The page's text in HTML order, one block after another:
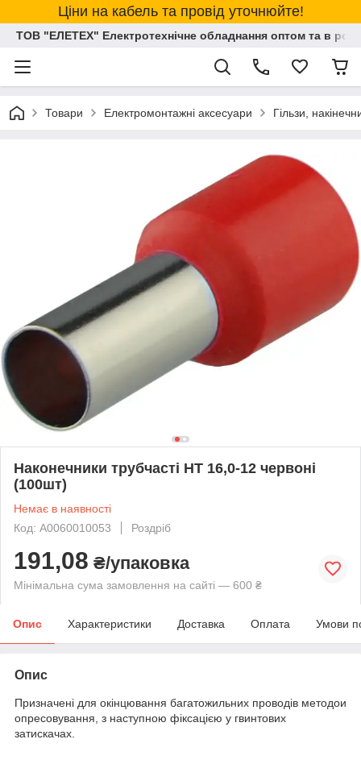
Ціни на кабель та провід уточнюйте!
ТОВ "ЕЛЕТЕХ" Електротехнічне обладнання оптом та в
Товари Електромонтажні аксесуари Гільзи,
Наконечники трубчасті НТ 16,0-12 червоні
(100шт)
Немає в наявності
Код: A0060010053
Роздріб
191,08 ₴/упаковка
Мінімальна сума замовлення на сайті — 600 ₴
Опис Характеристики Доставка Оплата Умови
Опис
Призначені для окінцювання багатожильних проводів методои
опресовування, з наступною фіксацією у гвинтових
затискачах.